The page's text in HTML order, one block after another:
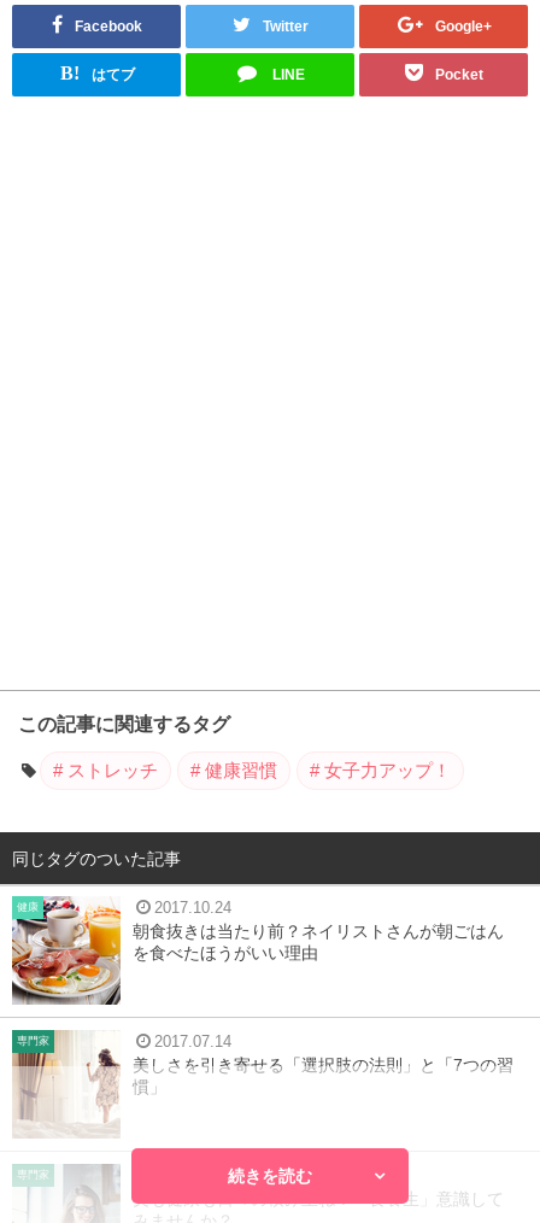
Facebook Twitter Google+
B! はてブ LINE Pocket
この記事に関連するタグ
ストレッチ 健康習慣 女子力アップ！
同じタグのついた記事
健康 2017.10.24
朝食抜きは当たり前？ネイリストさんが朝ごはん
を食べたほうがいい理由
専門家 2017.07.14
美しさを引き寄せる「選択肢の法則」と「7つの習
慣」
専門家 2017.02.24
美も健康も日々の積み重ね！「食養生」意識して
続きを読む